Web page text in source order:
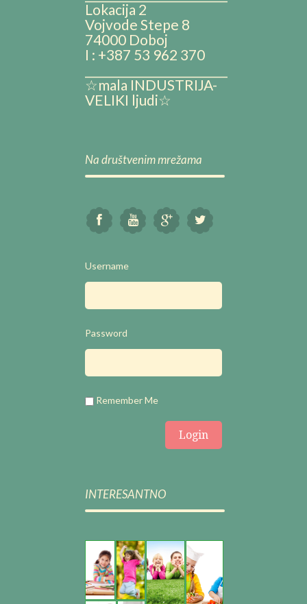
Lokacija 2
Vojvode Stepe 8
74000 Doboj
I : +387 53 962 370
☆mala INDUSTRIJA-
VELIKI ljudi☆
Na društvenim mrežama
Username
Password
Remember Me
INTERESANTNO